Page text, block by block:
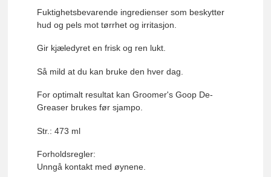
Fuktighetsbevarende ingredienser som beskytter
hud og pels mot tørrhet og irritasjon.
Gir kjæledyret en frisk og ren lukt.
Så mild at du kan bruke den hver dag.
For optimalt resultat kan Groomer's Goop De-
Greaser brukes før sjampo.
Str.: 473 ml
Forholdsregler:
Unngå kontakt med øynene.